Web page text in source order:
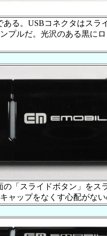
ある。USBコネクタはスラ
プルだ。光沢のある黒に
の「スライドボタン」をス
ャップをなくす心配がない